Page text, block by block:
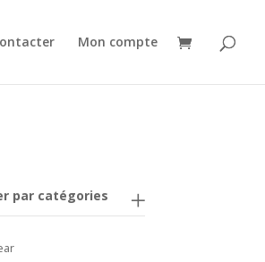
Mon compte
par catégories